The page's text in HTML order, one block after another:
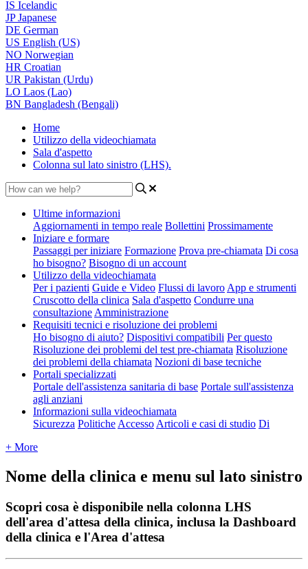
IS Icelandic
JPJapanese
DE German
US English (US)
NO Norwegian
HR Croatian
UR Pakistan (Urdu)
LO Laos (Lao)
BN Bangladesh (Bengali)
Home
Utilizzo della videochiamata
Sala d'aspetto
Colonna sul lato sinistro (LHS).
Ultime informazioni
Aggiornamenti in tempo reale Bollettini Prossimamente
Iniziare e formare
Passaggi per iniziare Formazione Prova pre-chiamata Di cosa
ho bisogno? Bisogno di un account
Utilizzo della videochiamata
Per i pazienti Guide e Video Flussi di lavoro App e strumenti
Cruscotto della clinica Sala d'aspetto Condurre una
consultazione Amministrazione
Requisiti tecnici e risoluzione dei problemi
Ho bisogno di aiuto? Dispositivi compatibili Per questo
Risoluzione dei problemi del test pre-chiamata Risoluzione
dei problemi della chiamata Nozioni di base tecniche
Portali specializzati
Portale dell'assistenza sanitaria di base Portale sull'assistenza
agli anziani
Informazioni sulla videochiamata
Sicurezza Politiche Accesso Articoli e casi di studio Di
+ More
Nome della clinica e menu sul lato sinistro
Scopri cosa è disponibile nella colonna LHS
dell'area d'attesa della clinica, inclusa la Dashboard
della clinica e l'Area d'attesa